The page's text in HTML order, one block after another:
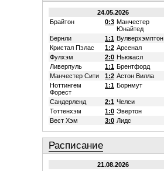
24.05.2026
Брайтон
0:3 Манчестер
Юнайтед
Бернли
1:1 Вулверхэмптон
Кристал Пэлас
1:2 Арсенал
Фулхэм
2:0 Ньюкасл
Ливерпуль
1:1 Брентфорд
Манчестер Сити
1:2 Астон Вилла
Ноттингем
Форест
1:1 Борнмут
Сандерленд 2:1 Челси
Тоттенхэм
1:0 Эвертон
Вест Хэм
3:0 Лидс
Расписание
21.08.2026